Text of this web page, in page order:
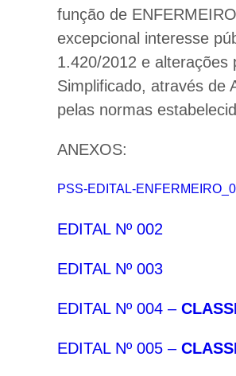
função de
excepcional interesse
1.420/2012 e alterações
Simplificado, através de
pelas normas
ANEXOS:
PSS-EDITAL-
EDITAL Nº 002
EDITAL Nº 003
EDITAL Nº 004 –
EDITAL Nº 005 –